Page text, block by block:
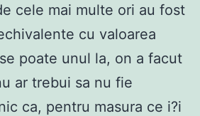
cele mai multe ori au fost
cu valoarea
poate unul la, on a facut
ar trebui sa nu fie
ca, pentru masura ce i?i